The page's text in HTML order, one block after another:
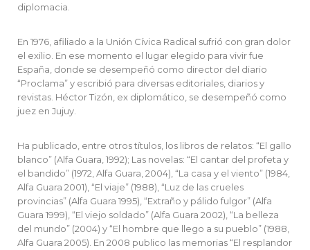
diplomacia.
En 1976, afiliado a la Unión Cívica Radical sufrió con gran dolor
el exilio. En ese momento el lugar elegido para vivir fue
España, donde se desempeñó como director del diario
“Proclama” y escribió para diversas editoriales, diarios y
revistas. Héctor Tizón, ex diplomático, se desempeñó como
juez en Jujuy.
Ha publicado, entre otros títulos, los libros de relatos: “El gallo
blanco” (Alfa Guara, 1992); Las novelas: “El cantar del profeta y
el bandido” (1972, Alfa Guara, 2004), “La casa y el viento” (1984,
Alfa Guara 2001), “El viaje” (1988), “Luz de las crueles
provincias” (Alfa Guara 1995), “Extraño y pálido fulgor” (Alfa
Guara 1999), “El viejo soldado” (Alfa Guara 2002), “La belleza
del mundo” (2004) y “El hombre que llego a su pueblo” (1988,
Alfa Guara 2005). En 2008 publico las memorias “El resplandor